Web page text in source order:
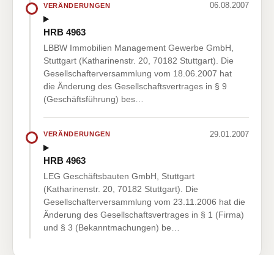
VERÄNDERUNGEN 06.08.2007
HRB 4963
LBBW Immobilien Management Gewerbe GmbH,
Stuttgart (Katharinenstr. 20, 70182 Stuttgart). Die
Gesellschafterversammlung vom 18.06.2007 hat
die Änderung des Gesellschaftsvertrages in § 9
(Geschäftsführung) bes…
VERÄNDERUNGEN 29.01.2007
HRB 4963
LEG Geschäftsbauten GmbH, Stuttgart
(Katharinenstr. 20, 70182 Stuttgart). Die
Gesellschafterversammlung vom 23.11.2006 hat die
Änderung des Gesellschaftsvertrages in § 1 (Firma)
und § 3 (Bekanntmachungen) be…